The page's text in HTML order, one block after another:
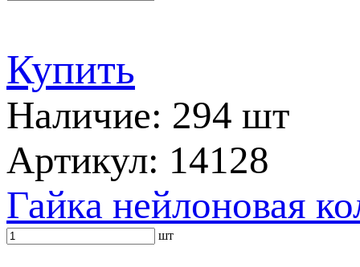
Купить
Наличие: 294 шт
Артикул: 14128
Гайка нейлоновая
шт